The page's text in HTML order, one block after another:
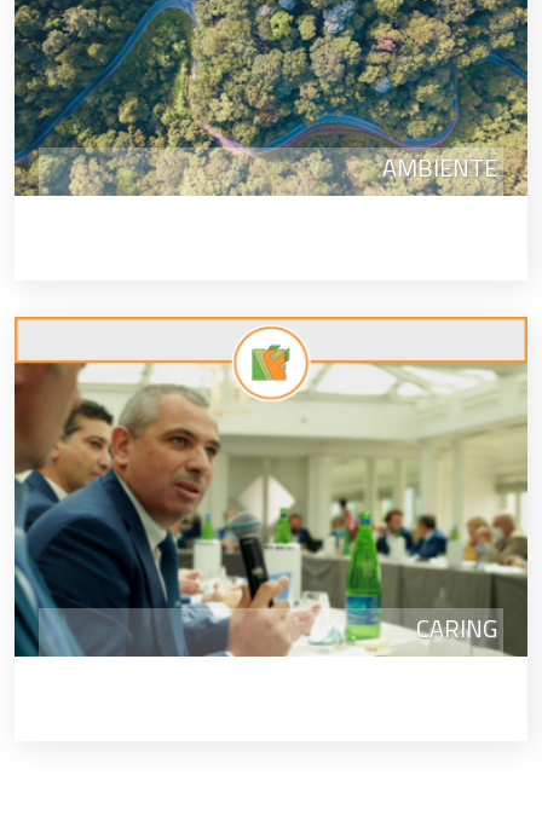
AMBIENTE
CARING